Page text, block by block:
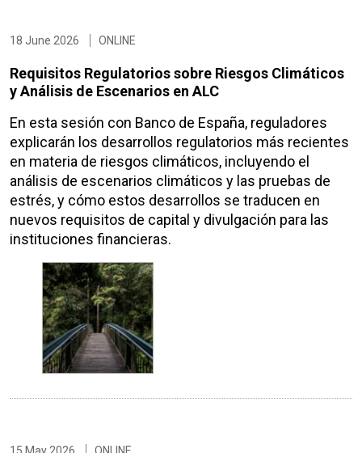
18 June 2026 ONLINE
Requisitos Regulatorios sobre Riesgos Climáticos
y Análisis de Escenarios en ALC
En esta sesión con Banco de España, reguladores
explicarán los desarrollos regulatorios más recientes
en materia de riesgos climáticos, incluyendo el
análisis de escenarios climáticos y las pruebas de
estrés, y cómo estos desarrollos se traducen en
nuevos requisitos de capital y divulgación para las
instituciones financieras.